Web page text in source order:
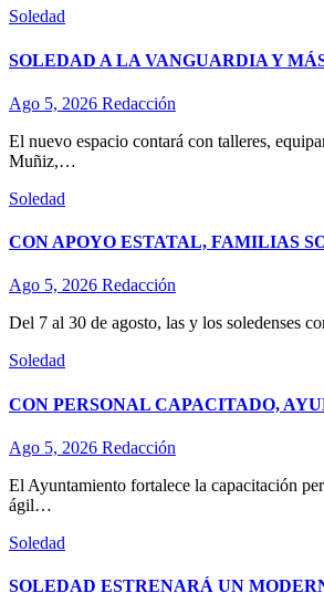
Soledad
SOLEDAD A LA VANGUARDIA Y
Ago 5, 2026 Redacción
El nuevo espacio contará con talleres,
Muñiz,…
Soledad
CON APOYO ESTATAL, FAMILIAS
Ago 5, 2026 Redacción
Del 7 al 30 de agosto, las y los soledenses
Soledad
CON PERSONAL CAPACITADO,
Ago 5, 2026 Redacción
El Ayuntamiento fortalece la capacitación
ágil…
Soledad
SOLEDAD ESTRENARÁ UN